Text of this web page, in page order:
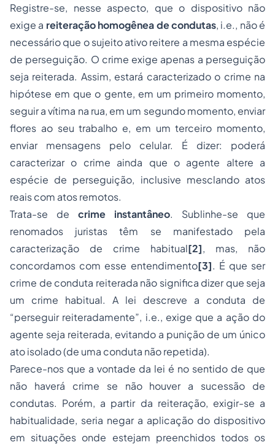
Registre-se, nesse aspecto, que o dispositivo não
exige a reiteração homogênea de condutas, i.e., não é
necessário que o sujeito ativo reitere a mesma espécie
de perseguição. O crime exige apenas a perseguição
seja reiterada. Assim, estará caracterizado o crime na
hipótese em que o gente, em um primeiro momento,
seguir a vítima na rua, em um segundo momento, enviar
flores ao seu trabalho e, em umterceiro momento,
enviar mensagens pelo celular. É dizer: poderá
caracterizar o crime ainda que o agente altere a
espécie de perseguição, inclusive mesclando atos
reais com atos remotos.
Trata-se de crime instantâneo. Sublinhe-se que
renomados juristas têm se manifestado pela
caracterização de crime habitual[2], mas, não
concordamos com esse entendimento[3]. É que ser
crime de conduta reiterada não significa dizer que seja
um crime habitual. A lei descreve a conduta de
“perseguir reiteradamente”, i.e., exige que a ação do
agente seja reiterada, evitando a punição de um único
ato isolado (de uma conduta não repetida).
Parece-nos que a vontade da lei é no sentido de que
não haverá crime se não houver a sucessão de
condutas. Porém, a partir da reiteração, exigir-se a
habitualidade, seria negar a aplicação do dispositivo
em situações onde estejam preenchidos todos os